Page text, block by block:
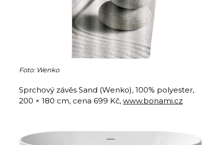
Foto: Wenko
Sprchový závěs Sand (Wenko), 100% polyester,
200 × 180 cm, cena 699 Kč, www.bonami.cz